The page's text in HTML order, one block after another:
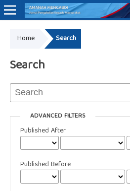
Home Search
Search
ADVANCED FILTERS
Published After
Published Before